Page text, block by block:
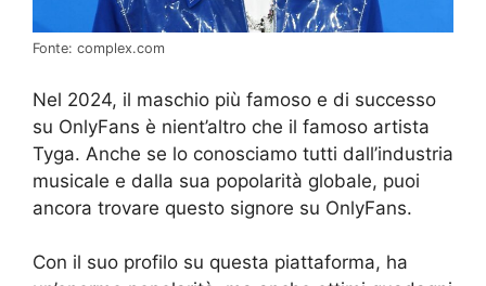
Fonte: complex.com
Nel 2024, il maschio più famoso e di successo
su OnlyFans è nient’altro che il famoso artista
Tyga. Anche se lo conosciamo tutti dall’industria
musicale e dalla sua popolarità globale, puoi
ancora trovare questo signore su OnlyFans.
Con il suo profilo su questa piattaforma, ha